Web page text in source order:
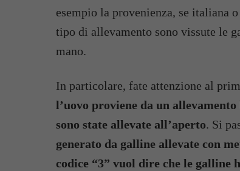
esempio la provenienza, se italiana
tipo di allevamento sono vissute le
mano.
In particolare, fate attenzione al
l’uovo proviene da un
sono state allevate all’aperto. Si
generato da galline allevate con
codice “3” vuol dire che le